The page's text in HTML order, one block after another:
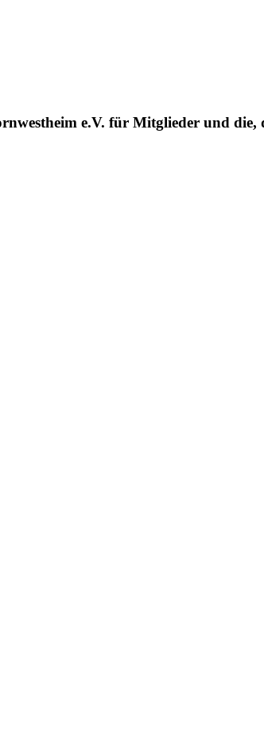
e.V. für Mitglieder und die,